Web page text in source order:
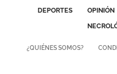
DEPORTES
OPINIÓN
¿QUIÉNES SOMOS?